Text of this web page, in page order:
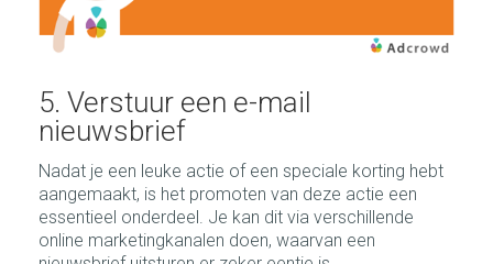
5. Verstuur een e-mail
nieuwsbrief
Nadat je een leuke actie of een speciale korting hebt
aangemaakt, is het promoten van deze actie een
essentieel onderdeel. Je kan dit via verschillende
online marketingkanalen doen, waarvan een